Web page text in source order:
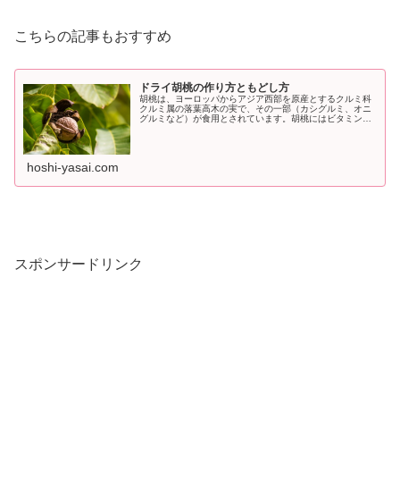
こちらの記事もおすすめ
ドライ胡桃の作り方ともどし方
胡桃は、ヨーロッパからアジア西部を原産とするクルミ科
クルミ属の落葉高木の実で、その一部（カシグルミ、オニ
グルミなど）が食用とされています。胡桃にはビタミンや
hoshi-yasai.com
スポンサードリンク